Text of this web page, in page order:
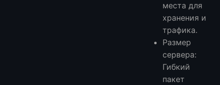
места для
хранения и
трафика.
Размер
сервера:
Гибкий
пакет